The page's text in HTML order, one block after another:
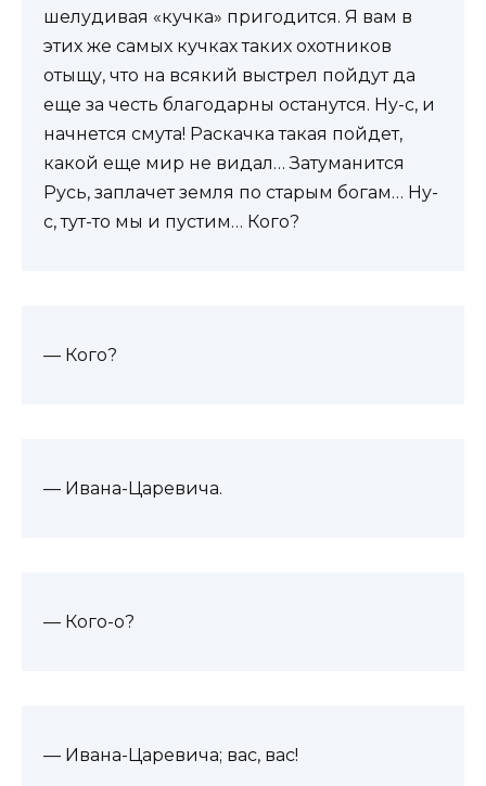
шелудивая «кучка» пригодится. Я вам в
этих же самых кучках таких охотников
отыщу, что на всякий выстрел пойдут да
еще за честь благодарны останутся. Ну-с, и
начнется смута! Раскачка такая пойдет,
какой еще мир не видал… Затуманится
Русь, заплачет земля по старым богам… Ну-
с, тут-то мы и пустим… Кого?
— Кого?
— Ивана-Царевича.
— Кого-о?
— Ивана-Царевича; вас, вас!